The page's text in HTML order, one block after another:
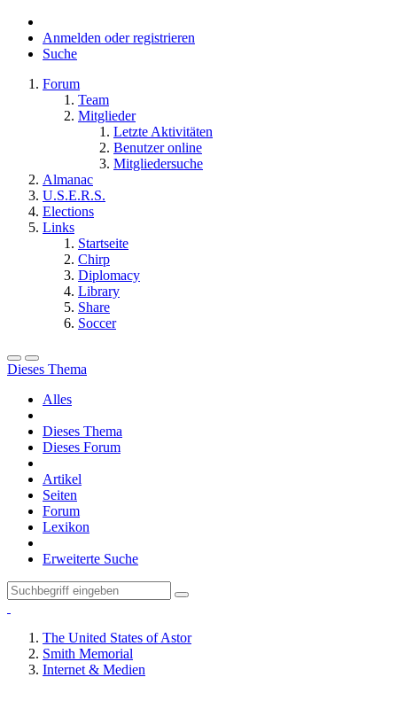
Anmelden oder registrieren
Suche
Forum
Team
Mitglieder
Letzte Aktivitäten
Benutzer online
Mitgliedersuche
Almanac
U.S.E.R.S.
Elections
Links
Startseite
Chirp
Diplomacy
Library
Share
Soccer
Dieses Thema
Alles
Dieses Thema
Dieses Forum
Artikel
Seiten
Forum
Lexikon
Erweiterte Suche
The United States of Astor
Smith Memorial
Internet & Medien